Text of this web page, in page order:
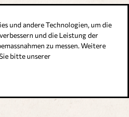
und andere Technologien, um die
und die Leistung der
zu messen. Weitere
bitte unserer
Schweizer Qualität